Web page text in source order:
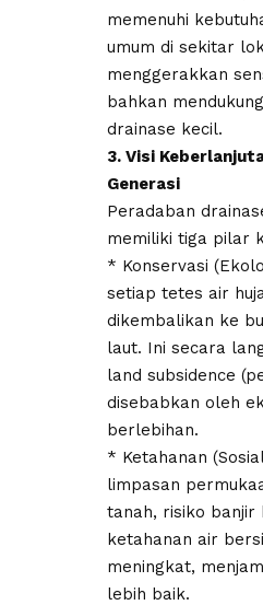
memenuhi
umum di sekitar
menggerakkan
bahkan
drainase kecil.
3. Visi
Generasi
Peradaban
memiliki tiga pilar
* Konservasi
setiap tetes air
dikembalikan ke
laut. Ini secara
land subsidence
disebabkan oleh
berlebihan.
* Ketahanan
limpasan
tanah, risiko banjir
ketahanan air
meningkat,
lebih baik.